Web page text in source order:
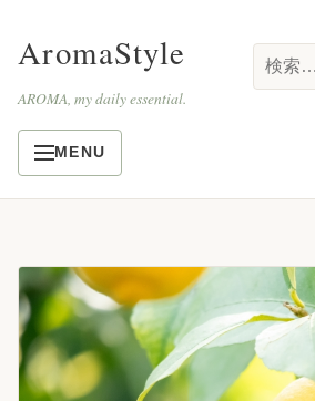
AromaStyle
AROMA, my daily essential.
MENU
検
索: